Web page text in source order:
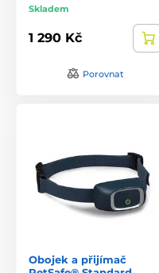
Skladem
1 290 Kč
Porovnat
Obojek a přijímač